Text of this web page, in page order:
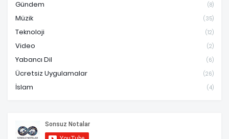
Gündem (8)
Müzik (35)
Teknoloji (12)
Video (2)
Yabancı Dil (6)
Ücretsiz Uygulamalar (26)
İslam (4)